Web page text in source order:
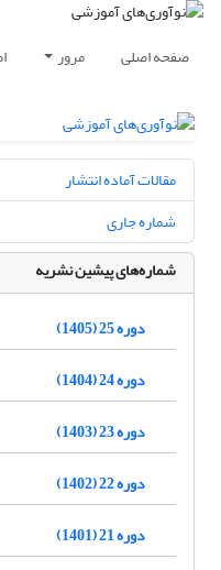
صفحه اصلی مرور
مقالات آماده انتشار
شماره جاری
شماره‌های پیشین نشریه
دوره 25 (1405)
دوره 24 (1404)
دوره 23 (1403)
دوره 22 (1402)
دوره 21 (1401)